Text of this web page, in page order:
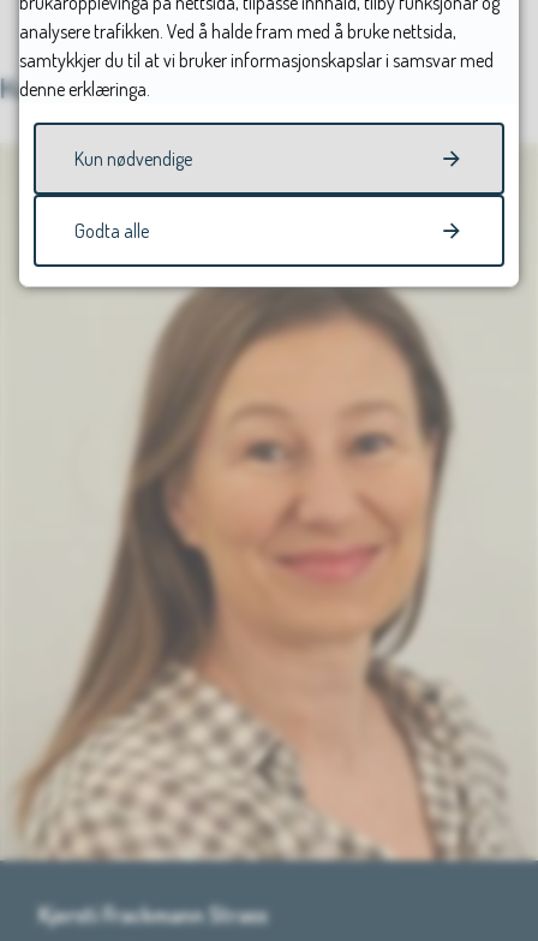
Sist endret 29.05.2026 12.17
Har du spørsmål?
Kjersti Frackmann Strass
analysere trafikken. Ved å halde fram med å bruke nettsida,
samtykkjer du til at vi bruker informasjonskapslar i samsvar med
denne erklæringa.
Kun nødvendige
Godta alle